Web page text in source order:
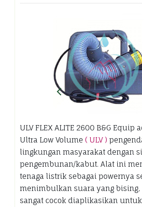
ULV FLEX ALITE 2600 B&G Equip
Ultra Low Volume ( ULV )
lingkungan masyarakat dengan
pengembunan/kabut. Alat ini
tenaga listrik sebagai powernya
menimbulkan suara yang bising,
sangat cocok diaplikasikan